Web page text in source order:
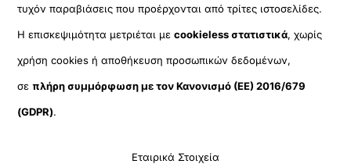
τυχόν παραβιάσεις που προέρχονται από τρίτες ιστοσελίδες.
Η επισκεψιμότητα μετριέται μεcookieless στατιστικά, χωρίς
χρήση cookies ή αποθήκευση προσωπικών δεδομένων,
σεπλήρη συμμόρφωση με τον Κανονισμό (ΕΕ) 2016/679
(GDPR).
Εταιρικά Στοιχεία